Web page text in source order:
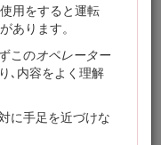
用をすると運転
あります。
このオペレーター
､内容をよく理解
に手足を近づけな
させ安全にお使いい
ュアル
な講習を受けなかっ
すると、けがをする
確保のためのヒント
へ：